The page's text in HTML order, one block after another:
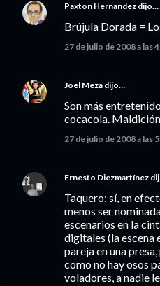
Paxton Hernandez dijo…
Brújula Dorada =
27 de julio de 2008 a las
Joel Meza dijo…
Son más
cocacola.
27 de julio de 2008 a las
Ernesto Diezmartínez
Taquero: sí, en
menos ser
escenarios en la
digitales (la escena
pareja en una
como no hay osos
voladores, a nadie